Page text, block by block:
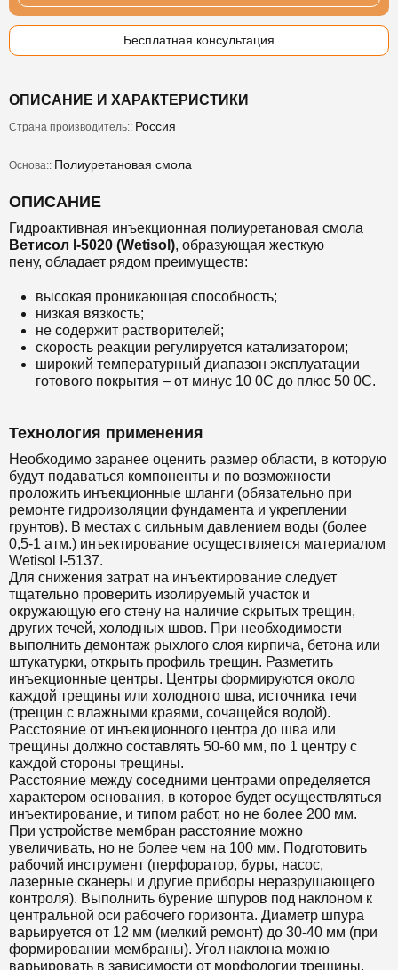
Бесплатная консультация
ОПИСАНИЕ И ХАРАКТЕРИСТИКИ
Страна производитель:: Россия
Основа:: Полиуретановая смола
ОПИСАНИЕ
Гидроактивная инъекционная полиуретановая смола
Ветисол I-5020 (Wetisol), образующая жесткую
пену, обладает рядом преимуществ:
высокая проникающая способность;
низкая вязкость;
не содержит растворителей;
скорость реакции регулируется катализатором;
широкий температурный диапазон эксплуатации
готового покрытия – от минус 10 0С до плюс 50 0С.
Технология применения
Необходимо заранее оценить размер области, в которую
будут подаваться компоненты и по возможности
проложить инъекционные шланги (обязательно при
ремонте гидроизоляции фундамента и укреплении
грунтов). В местах с сильным давлением воды (более
0,5-1 атм.) инъектирование осуществляется материалом
Wetisol I-5137.
Для снижения затрат на инъектирование следует
тщательно проверить изолируемый участок и
окружающую его стену на наличие скрытых трещин,
других течей, холодных швов. При необходимости
выполнить демонтаж рыхлого слоя кирпича, бетона или
штукатурки, открыть профиль трещин. Разметить
инъекционные центры. Центры формируются около
каждой трещины или холодного шва, источника течи
(трещин с влажными краями, сочащейся водой).
Расстояние от инъекционного центра до шва или
трещины должно составлять 50-60 мм, по 1 центру с
каждой стороны трещины.
Расстояние между соседними центрами определяется
характером основания, в которое будет осуществляться
инъектирование, и типом работ, но не более 200 мм.
При устройстве мембран расстояние можно
увеличивать, но не более чем на 100 мм. Подготовить
рабочий инструмент (перфоратор, буры, насос,
лазерные сканеры и другие приборы неразрушающего
контроля). Выполнить бурение шпуров под наклоном к
центральной оси рабочего горизонта. Диаметр шпура
варьируется от 12 мм (мелкий ремонт) до 30-40 мм (при
формировании мембраны). Угол наклона можно
варьировать в зависимости от морфологии трещины,